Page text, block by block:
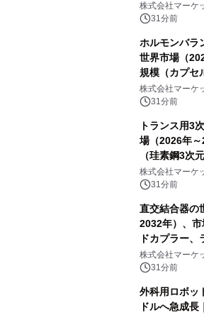
株式会社マーケ
31分前
ホルモンバラ
世界市場（
規模（カプセ
他）・分析レ
株式会社マーケ
31分前
トランス用3
場（2026年
（珪素鋼3次
ァス合金3次
ポートを発表
株式会社マーケ
31分前
直交結合器の
2032年）、
ドカプラー
ーレイカプラ
ートを発表
株式会社マーケ
31分前
外科用ロボッ
ドルへ急成